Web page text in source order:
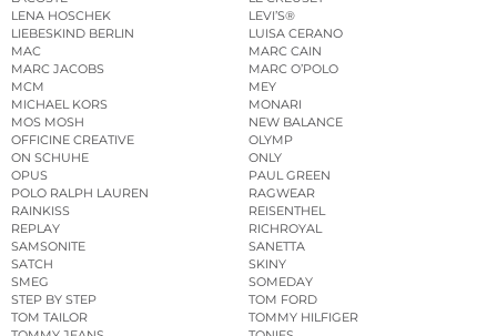
LENA HOSCHEK
LEVI’S®
LIEBESKIND BERLIN
LUISA CERANO
MAC
MARC CAIN
MARC JACOBS
MARC O’POLO
MCM
MEY
MICHAEL KORS
MONARI
MOS MOSH
NEW BALANCE
OFFICINE CREATIVE
OLYMP
ON SCHUHE
ONLY
OPUS
PAUL GREEN
POLO RALPH LAUREN
RAGWEAR
RAINKISS
REISENTHEL
REPLAY
RICHROYAL
SAMSONITE
SANETTA
SATCH
SKINY
SMEG
SOMEDAY
STEP BY STEP
TOM FORD
TOM TAILOR
TOMMY HILFIGER